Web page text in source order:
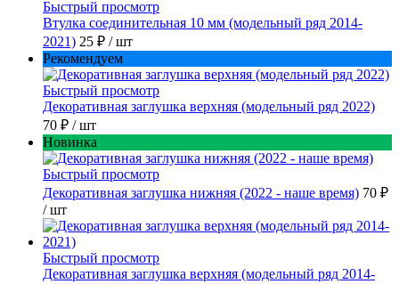
Быстрый просмотр
Втулка соединительная 10 мм (модельный ряд 2014-
2021) 25 ₽ / шт
Рекомендуем
Быстрый просмотр
Декоративная заглушка верхняя (модельный ряд 2022)
70 ₽ / шт
Новинка
Быстрый просмотр
Декоративная заглушка нижняя (2022 - наше время) 70 ₽
/ шт
Быстрый просмотр
Декоративная заглушка верхняя (модельный ряд 2014-